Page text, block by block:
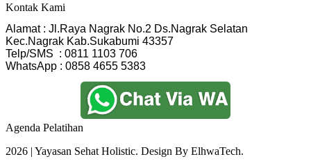
Kontak Kami
Alamat : Jl.Raya Nagrak No.2 Ds.Nagrak Selatan
Kec.Nagrak Kab.Sukabumi 43357
Telp/SMS  : 0811 1103 706
WhatsApp : 0858 4655 5383
Agenda Pelatihan
2026 | Yayasan Sehat Holistic. Design By ElhwaTech.